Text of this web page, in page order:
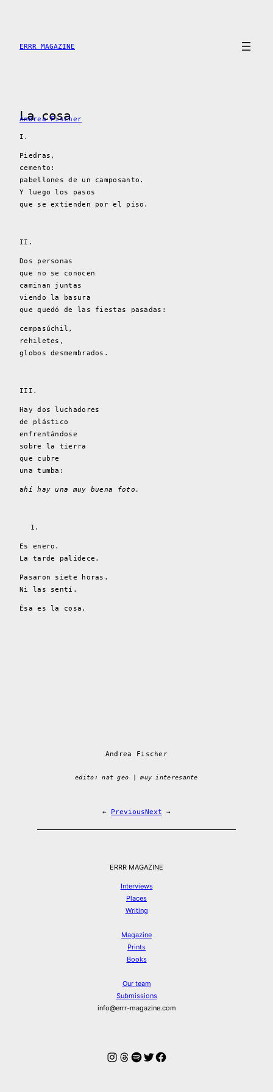
content
ERRR MAGAZINE
La cosa
Andrea Fischer
I.
Piedras,
cemento:
pabellones de un camposanto.
Y luego los pasos
que se extienden por el piso.
II.
Dos personas
que no se conocen
caminan juntas
viendo la basura
que quedó de las fiestas pasadas:
cempasúchil,
rehiletes,
globos desmembrados.
III.
Hay dos luchadores
de plástico
enfrentándose
sobre la tierra
que cubre
una tumba:
ahí hay una muy buena foto.
Es enero.
La tarde palidece.
Pasaron siete horas.
Ni las sentí.
Ésa es la cosa.
Andrea Fischer
edito: nat geo | muy interesante
← PreviousNext →
ERRR MAGAZINE
Interviews
Places
Writing
Magazine
Prints
Books
Our team
Submissions
info@errr-magazine.com
Instagram
Threads
Spotify
Twitter
Facebook